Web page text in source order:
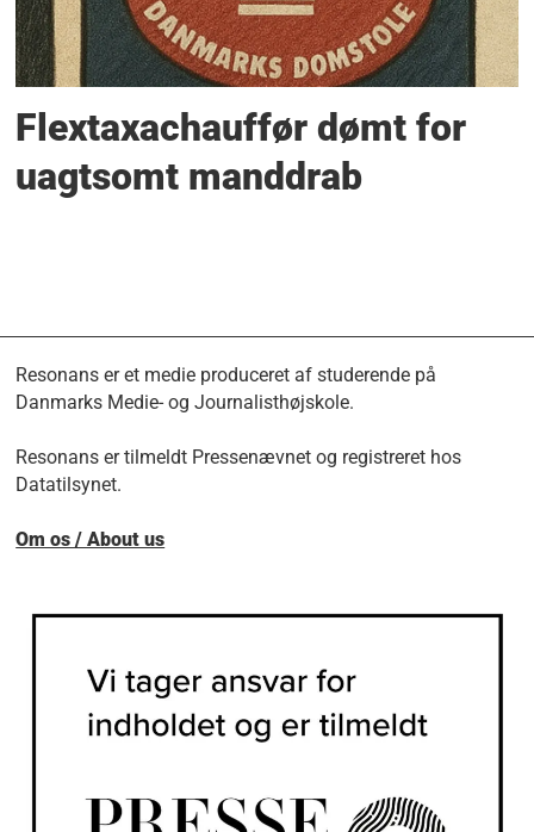
Flextaxachauffør dømt for
uagtsomt manddrab
Resonans er et medie produceret af studerende på
Danmarks Medie- og Journalisthøjskole.
Resonans er tilmeldt Pressenævnet og registreret hos
Datatilsynet.
Om os / About us